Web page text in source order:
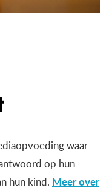
waar
op hun
hun kind. Meer over